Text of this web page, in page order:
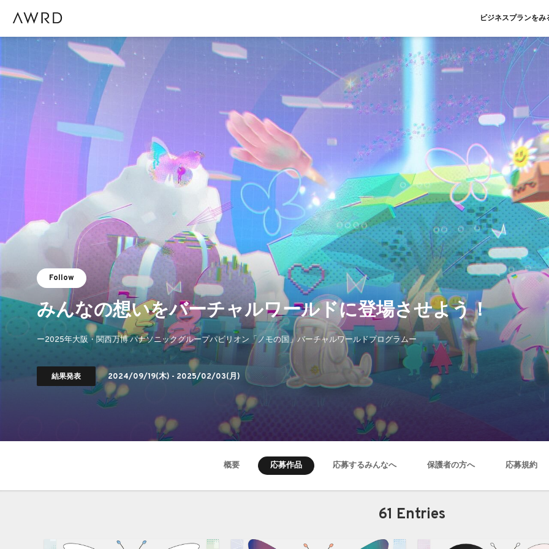
ビジネスプランをみ
Follow
みんなの想いをバーチャルワールドに登場させよう！
ー2025年大阪・関西万博 パナソニックグループパビリオン「ノモの国」バーチャルワールドプログラムー
結果発表 2024/09/19(木) - 2025/02/03(月)
概要 応募作品 応募するみんなへ 保護者の方へ 応募規約
61 Entries